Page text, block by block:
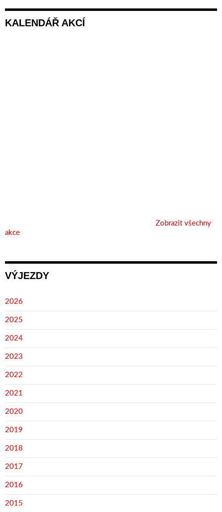
KALENDÁŘ AKCÍ
Zobrazit všechny
akce
VÝJEZDY
2026
2025
2024
2023
2022
2021
2020
2019
2018
2017
2016
2015